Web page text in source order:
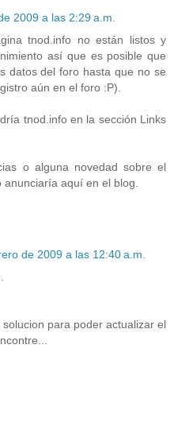
2009 a las 2:29 a.m.
tnod.info no están listos y
así que es posible que
datos del foro hasta que no se
aún en el foro :P).
tnod.info en la sección Links
o alguna novedad sobre el
aquí en el blog.
de 2009 a las 12:40 a.m.
para poder actualizar el